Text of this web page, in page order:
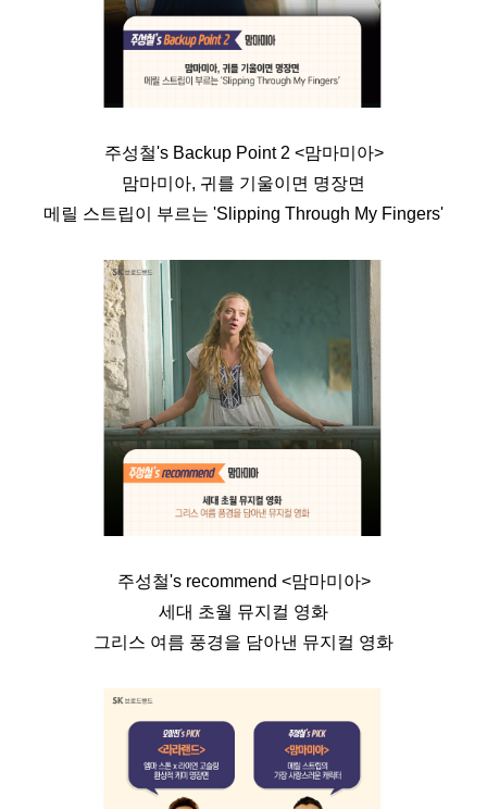
주성철's Backup Point 2 <맘마미아>
맘마미아, 귀를 기울이면 명장면
메릴 스트립이 부르는 'Slipping Through My Fingers'
주성철's recommend <맘마미아>
세대 초월 뮤지컬 영화
그리스 여름 풍경을 담아낸 뮤지컬 영화